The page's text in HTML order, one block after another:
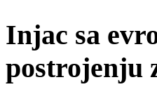
Injac sa
postrojenju